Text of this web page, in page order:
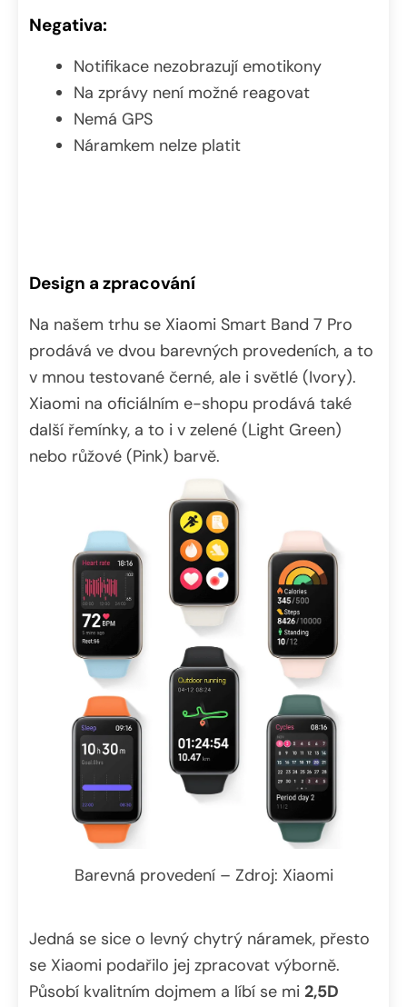
Negativa:
Notifikace nezobrazují emotikony
Na zprávy není možné reagovat
Nemá GPS
Náramkem nelze platit
Design a zpracování
Na našem trhu se Xiaomi Smart Band 7 Pro
prodává ve dvou barevných provedeních, a to
v mnou testované černé, ale i světlé (Ivory).
Xiaomi na oficiálním e-shopu prodává také
další řemínky, a to i v zelené (Light Green)
nebo růžové (Pink) barvě.
Barevná provedení – Zdroj: Xiaomi
Jedná se sice o levný chytrý náramek, přesto
se Xiaomi podařilo jej zpracovat výborně.
Působí kvalitním dojmem a líbí se mi 2,5D